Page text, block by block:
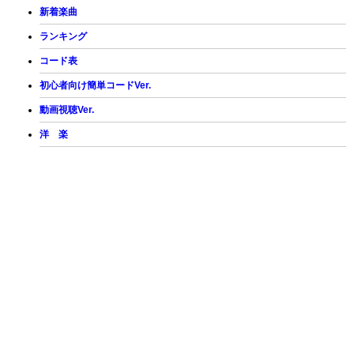
新着楽曲
ランキング
コード表
初心者向け簡単コードVer.
動画視聴Ver.
洋 楽